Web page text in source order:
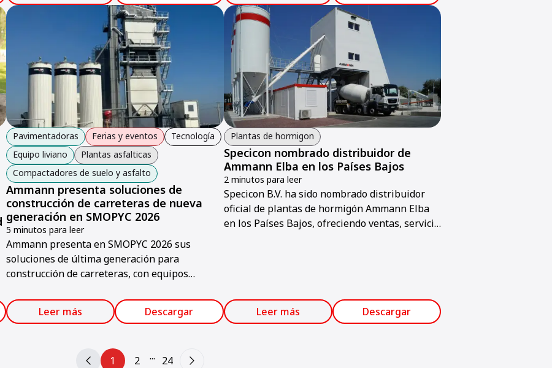
Pavimentadoras Ferias y eventos
Tecnología
Equipo liviano
Plantas asfalticas
Compactadores de suelo y asfalto
Ammann presenta soluciones de
construcción de carreteras de nueva
generación en SMOPYC 2026
5 minutos para leer
Ammann presenta en SMOPYC 2026 sus
soluciones de última generación para
construcción de carreteras, con equipos
Leer más
Descargar
Plantas de hormigon
Specicon nombrado distribuidor de
Ammann Elba en los Países Bajos
2 minutos para leer
Specicon B.V. ha sido nombrado distribuidor
oficial de plantas de hormigón Ammann Elba
en los Países Bajos, ofreciendo ventas, servicio
Leer más Descargar
1 2 ... 24